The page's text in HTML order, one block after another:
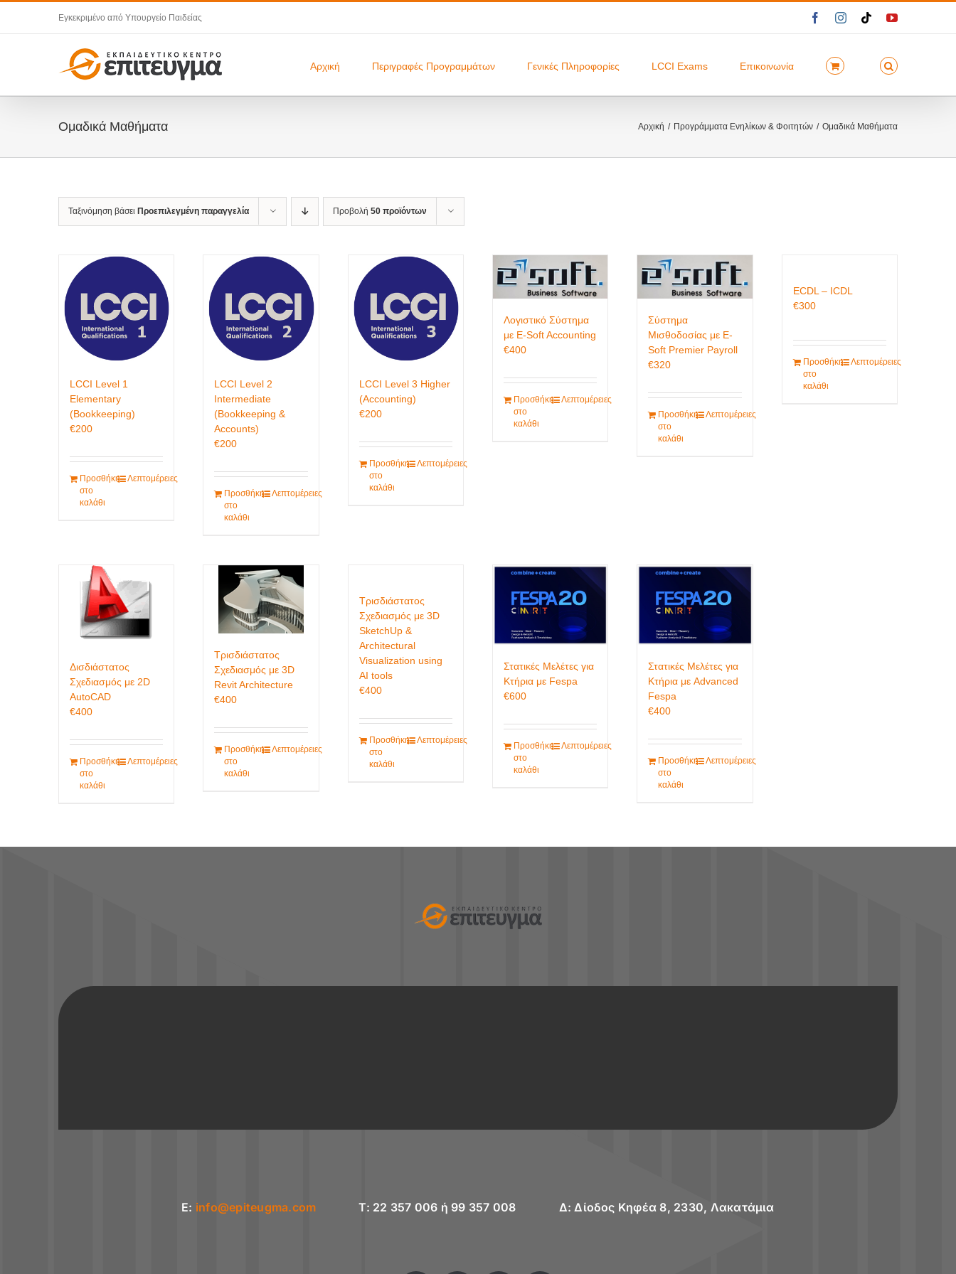
περιεχόμενο
Εγκεκριμένο από Υπουργείο Παιδείας FacebookInstagram
TiktokYouTube
Αρχική Περιγραφές Προγραμμάτων Γενικές Πληροφορίες LCCI Exams Επικοινωνία
Ομαδικά Μαθήματα Αρχική Προγράμματα Ενηλίκων & Φοιτητών Ομαδικά Μαθήματα
Ταξινόμηση βάσει Προεπιλεγμένη παραγγελία Προβολή 50 προϊόντων
LCCI Level 1
Elementary
(Bookkeeping)
€200
Προσθήκη
στο
καλάθι
Λεπτομέρειες
LCCI Level 2
Intermediate
(Bookkeeping &
Accounts)
€200
Προσθήκη
στο
καλάθι
Λεπτομέρειες
LCCI Level 3 Higher
(Accounting)
€200
Προσθήκη
στο
καλάθι
Λεπτομέρειες
Λογιστικό Σύστημα
με E-Soft Accounting
€400
Προσθήκη
στο
καλάθι
Λεπτομέρειες
Σύστημα
Μισθοδοσίας με E-
Soft Premier Payroll
€320
Προσθήκη
στο
καλάθι
Λεπτομέρειες
ECDL – ICDL
€300
Προσθήκη
στο
καλάθι
Λεπτομέρειες
Δισδιάστατος
Σχεδιασμός με 2D
AutoCAD
€400
Προσθήκη
στο
καλάθι
Λεπτομέρειες
Τρισδιάστατος
Σχεδιασμός με 3D
Revit Architecture
€400
Προσθήκη
στο
καλάθι
Λεπτομέρειες
Τρισδιάστατος
Σχεδιασμός με 3D
SketchUp &
Architectural
Visualization using
AI tools
€400
Προσθήκη
στο
καλάθι
Λεπτομέρειες
Στατικές Μελέτες για
Κτήρια με Fespa
€600
Προσθήκη
στο
καλάθι
Λεπτομέρειες
Στατικές Μελέτες για
Κτήρια με Advanced
Fespa
€400
Προσθήκη
στο
καλάθι
Λεπτομέρειες
E: info@epiteugma.com T: 22 357 006 ή 99 357 008 Δ: Δίοδος Κηφέα 8, 2330, Λακατάμια